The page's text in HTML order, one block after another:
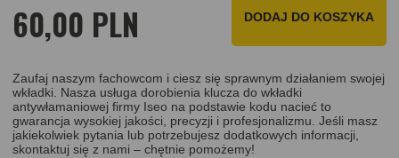
60,00 PLN DODAJ DO KOSZYKA
Zaufaj naszym fachowcom i ciesz się sprawnym działaniem swojej
wkładki. Nasza usługa dorobienia klucza do wkładki
antywłamaniowej firmy Iseo na podstawie kodu nacieć to
gwarancja wysokiej jakości, precyzji i profesjonalizmu. Jeśli masz
jakiekolwiek pytania lub potrzebujesz dodatkowych informacji,
skontaktuj się z nami – chętnie pomożemy!